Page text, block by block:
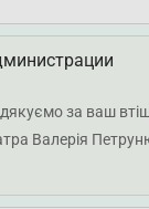
за ваш
Валерія